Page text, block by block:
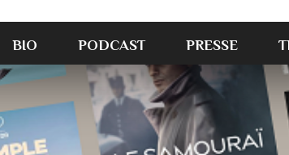
BIO PODCAST PRESSE